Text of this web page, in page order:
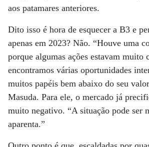
aos patamares anteriores.
Dito isso é hora de esquecer a B3 e
apenas em 2023? Não. “Houve uma
porque algumas ações estavam muito
encontramos várias oportunidades
muitos papéis bem abaixo do seu
Masuda. Para ele, o mercado já
muito negativo. “A situação pode ser
aparenta.”